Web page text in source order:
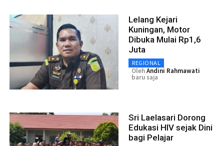
Lelang Kejari
Kuningan, Motor
Dibuka Mulai Rp1,6
Juta
REGIONAL
OlehAndini Rahmawati
baru saja
Sri Laelasari Dorong
Edukasi HIV sejak Dini
bagi Pelajar